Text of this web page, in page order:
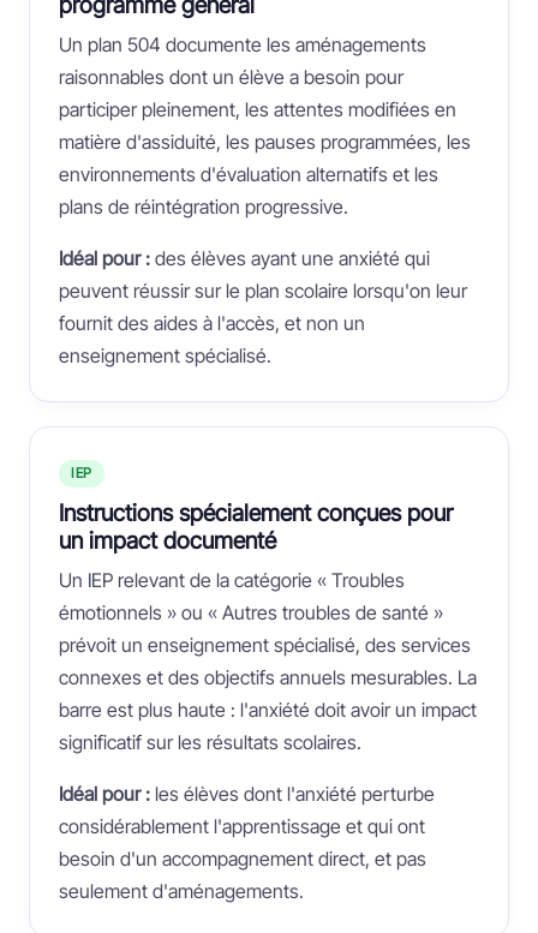
Un plan 504 documente les aménagements
raisonnables dont un élève a besoin pour
participer pleinement, les attentes modifiées en
matière d'assiduité, les pauses programmées, les
environnements d'évaluation alternatifs et les
plans de réintégration progressive.
Idéal pour : des élèves ayant une anxiété qui
peuvent réussir sur le plan scolaire lorsqu'on leur
fournit des aides à l'accès, et non un
enseignement spécialisé.
IEP
Instructions spécialement conçues pour
un impact documenté
Un IEP relevant de la catégorie « Troubles
émotionnels » ou « Autres troubles de santé »
prévoit un enseignement spécialisé, des services
connexes et des objectifs annuels mesurables. La
barre est plus haute : l'anxiété doit avoir un impact
significatif sur les résultats scolaires.
Idéal pour : les élèves dont l'anxiété perturbe
considérablement l'apprentissage et qui ont
besoin d'un accompagnement direct, et pas
seulement d'aménagements.